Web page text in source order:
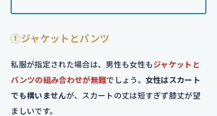
①ジャケットとパンツ
私服が指定された場合は、男性も女性もジャケットと
パンツの組み合わせが無難でしょう。 女性はスカート
でも構いませんが、スカートの丈は短すぎず膝丈が望
ましいです。